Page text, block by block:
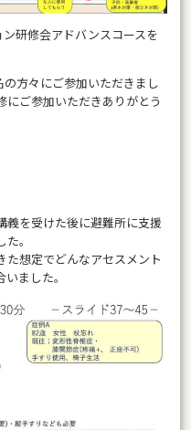
研修会アドバンスコースを
方々にご参加いただきまし
ご参加いただきありがとう
義を受けた後に避難所に支援
。
想定でどんなアセスメント
ました。